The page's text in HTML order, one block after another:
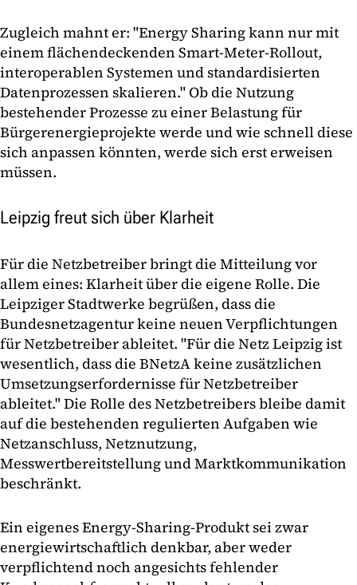
Zugleich mahnt er: "Energy Sharing kann nur mit
einem flächendeckenden Smart-Meter-Rollout,
interoperablen Systemen und standardisierten
Datenprozessen skalieren." Ob die Nutzung
bestehender Prozesse zu einer Belastung für
Bürgerenergieprojekte werde und wie schnell diese
sich anpassen könnten, werde sich erst erweisen
müssen.
Leipzig freut sich über Klarheit
Für die Netzbetreiber bringt die Mitteilung vor
allem eines: Klarheit über die eigene Rolle. Die
Leipziger Stadtwerke begrüßen, dass die
Bundesnetzagentur keine neuen Verpflichtungen
für Netzbetreiber ableitet. "Für die Netz Leipzig ist
wesentlich, dass die BNetzA keine zusätzlichen
Umsetzungserfordernisse für Netzbetreiber
ableitet." Die Rolle des Netzbetreibers bleibe damit
auf die bestehenden regulierten Aufgaben wie
Netzanschluss, Netznutzung,
Messwertbereitstellung und Marktkommunikation
beschränkt.
Ein eigenes Energy-Sharing-Produkt sei zwar
energiewirtschaftlich denkbar, aber weder
verpflichtend noch angesichts fehlender